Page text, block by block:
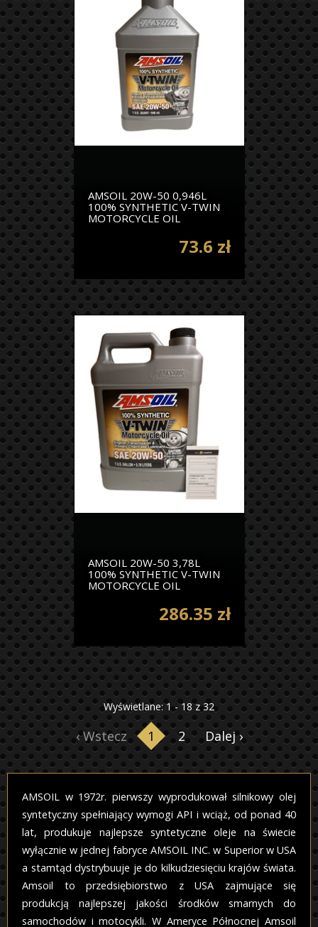
AMSOIL 20W-50 0,946L
100% SYNTHETIC V-TWIN
MOTORCYCLE OIL
73.6 zł
AMSOIL 20W-50 3,78L
100% SYNTHETIC V-TWIN
MOTORCYCLE OIL
286.35 zł
Wyświetlane: 1 - 18 z 32
‹ Wstecz 1 2 Dalej ›
AMSOIL w 1972r. pierwszy wyprodukował silnikowy olej
syntetyczny spełniający wymogi API i wciąż, od ponad 40
lat, produkuje najlepsze syntetyczne oleje na świecie
wyłącznie w jednej fabryce AMSOIL INC. w Superior w USA
a stamtąd dystrybuuje je do kilkudziesięciu krajów świata.
Amsoil to przedsiębiorstwo z USA zajmujące się
produkcją najlepszej jakości środków smarnych do
samochodów i motocykli. W Ameryce Północnej Amsoil